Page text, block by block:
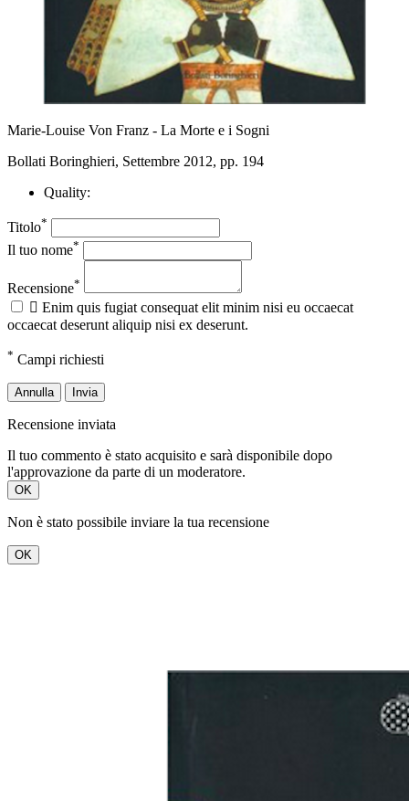
Marie-Louise Von Franz - La Morte e i Sogni
Bollati Boringhieri, Settembre 2012, pp. 194
Quality:
Titolo*
Il tuo nome*
Recensione*
 Enim quis fugiat consequat elit minim nisi eu occaecat
occaecat deserunt aliquip nisi ex deserunt.
* Campi richiesti
Annulla Invia
Recensione inviata
Il tuo commento è stato acquisito e sarà disponibile dopo
l'approvazione da parte di un moderatore.
OK
Non è stato possibile inviare la tua recensione
OK